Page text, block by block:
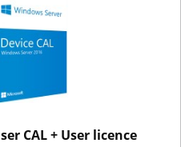
CAL + User licence